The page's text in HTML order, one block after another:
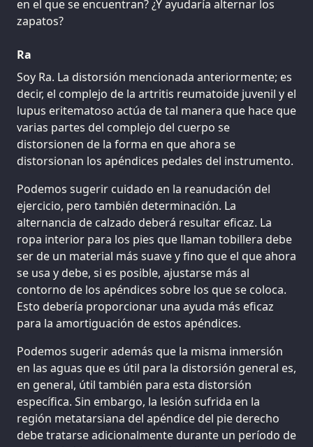
en el que se encuentran? ¿Y ayudaría alternar los
zapatos?
Ra
Soy Ra. La distorsión mencionada anteriormente; es
decir, el complejo de la artritis reumatoide juvenil y el
lupus eritematoso actúa de tal manera que hace que
varias partes del complejo del cuerpo se
distorsionen de la forma en que ahora se
distorsionan los apéndices pedales del instrumento.
Podemos sugerir cuidado en la reanudación del
ejercicio, pero también determinación. La
alternancia de calzado deberá resultar eficaz. La
ropa interior para los pies que llaman tobillera debe
ser de un material más suave y fino que el que ahora
se usa y debe, si es posible, ajustarse más al
contorno de los apéndices sobre los que se coloca.
Esto debería proporcionar una ayuda más eficaz
para la amortiguación de estos apéndices.
Podemos sugerir además que la misma inmersión
en las aguas que es útil para la distorsión general es,
en general, útil también para esta distorsión
específica. Sin embargo, la lesión sufrida en la
región metatarsiana del apéndice del pie derecho
debe tratarse adicionalmente durante un período de